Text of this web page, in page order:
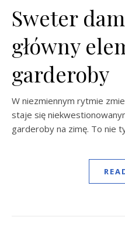
Sweter
główny
garderoby
W niezmiennym rytmie
staje się
garderoby na zimę. To nie